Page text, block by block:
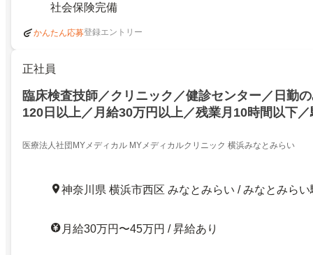
社会保険完備
かんたん応募登録エントリー
正社員
臨床検査技師／クリニック／健診センター／日勤
120日以上／月給30万円以上／残業月10時間以下
医療法人社団MYメディカル MYメディカルクリニック 横浜みなとみらい
神奈川県 横浜市西区 みなとみらい / みなとみら
月給30万円〜45万円 / 昇給あり